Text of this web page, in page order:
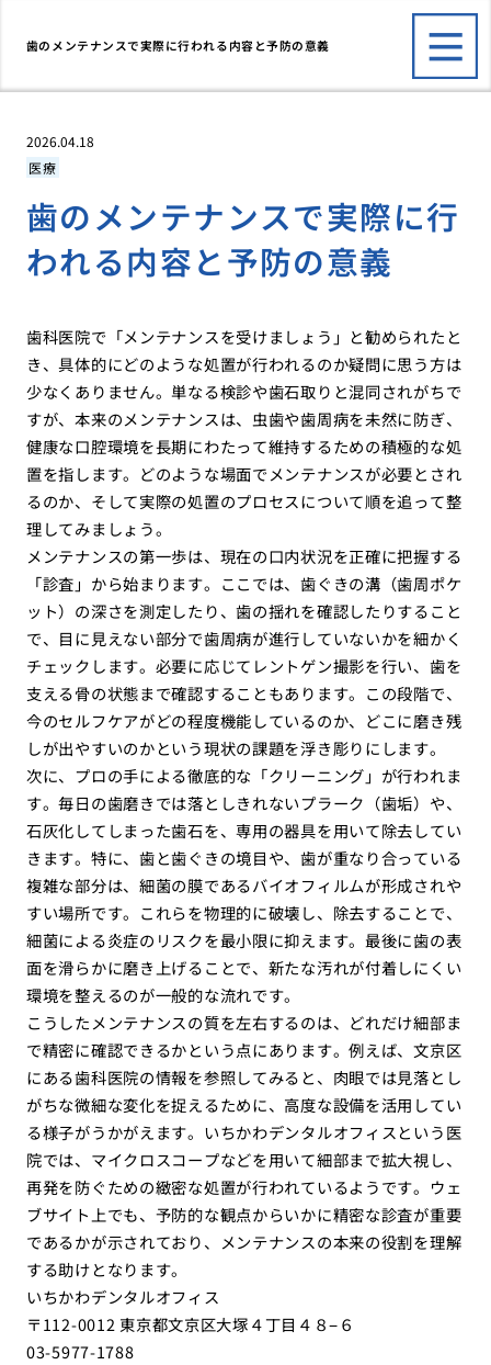
歯のメンテナンスで実際に行われる内容と予防の意義
2026.04.18
医療
歯のメンテナンスで実際に行
われる内容と予防の意義
歯科医院で「メンテナンスを受けましょう」と勧められたと
き、具体的にどのような処置が行われるのか疑問に思う方は
少なくありません。単なる検診や歯石取りと混同されがちで
すが、本来のメンテナンスは、虫歯や歯周病を未然に防ぎ、
健康な口腔環境を長期にわたって維持するための積極的な処
置を指します。どのような場面でメンテナンスが必要とされ
るのか、そして実際の処置のプロセスについて順を追って整
理してみましょう。
メンテナンスの第一歩は、現在の口内状況を正確に把握する
「診査」から始まります。ここでは、歯ぐきの溝（歯周ポケ
ット）の深さを測定したり、歯の揺れを確認したりすること
で、目に見えない部分で歯周病が進行していないかを細かく
チェックします。必要に応じてレントゲン撮影を行い、歯を
支える骨の状態まで確認することもあります。この段階で、
今のセルフケアがどの程度機能しているのか、どこに磨き残
しが出やすいのかという現状の課題を浮き彫りにします。
次に、プロの手による徹底的な「クリーニング」が行われま
す。毎日の歯磨きでは落としきれないプラーク（歯垢）や、
石灰化してしまった歯石を、専用の器具を用いて除去してい
きます。特に、歯と歯ぐきの境目や、歯が重なり合っている
複雑な部分は、細菌の膜であるバイオフィルムが形成されや
すい場所です。これらを物理的に破壊し、除去することで、
細菌による炎症のリスクを最小限に抑えます。最後に歯の表
面を滑らかに磨き上げることで、新たな汚れが付着しにくい
環境を整えるのが一般的な流れです。
こうしたメンテナンスの質を左右するのは、どれだけ細部ま
で精密に確認できるかという点にあります。例えば、文京区
にある歯科医院の情報を参照してみると、肉眼では見落とし
がちな微細な変化を捉えるために、高度な設備を活用してい
る様子がうかがえます。いちかわデンタルオフィスという医
院では、マイクロスコープなどを用いて細部まで拡大視し、
再発を防ぐための緻密な処置が行われているようです。ウェ
ブサイト上でも、予防的な観点からいかに精密な診査が重要
であるかが示されており、メンテナンスの本来の役割を理解
する助けとなります。
いちかわデンタルオフィス
〒112-0012 東京都文京区大塚４丁目４８−６
03-5977-1788